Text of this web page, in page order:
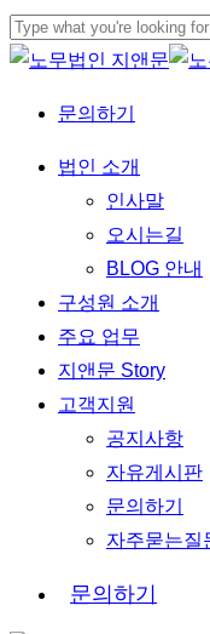
Skip
to
content
Close
문의하기
Menu
법인 소개
인사말
오시는길
BLOG 안내
구성원 소개
주요 업무
지앤문 Story
고객지원
공지사항
자유게시판
문의하기
자주묻는질
문의 하기